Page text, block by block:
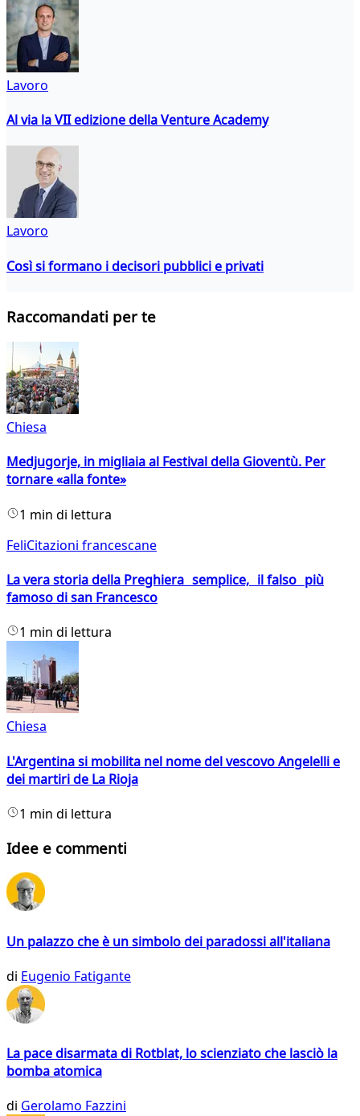
Lavoro
Al via la VII edizione della Venture Academy
Lavoro
Così si formano i decisori pubblici e privati
Raccomandati per te
Chiesa
Medjugorje, in migliaia al Festival della Gioventù. Per
tornare «alla fonte»
1 min di lettura
FeliCitazioni francescane
La vera storia della Preghiera semplice, il falso più
famoso di san Francesco
1 min di lettura
Chiesa
L'Argentina si mobilita nel nome del vescovo Angelelli e
dei martiri de La Rioja
1 min di lettura
Idee e commenti
Un palazzo che è un simbolo dei paradossi all'italiana
di Eugenio Fatigante
La pace disarmata di Rotblat, lo scienziato che lasciò la
bomba atomica
di Gerolamo Fazzini